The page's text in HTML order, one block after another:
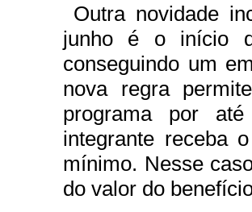
Outra novidade
junho é o início
conseguindo um
nova regra
programa por
integrante receba
mínimo. Nesse
do valor do